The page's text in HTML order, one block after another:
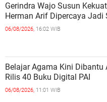
Gerindra Wajo Susun
Herman Arif Dipercaya Jadi
06/08/2026, 16:02 WIB
Belajar Agama Kini Dibantu
Rilis 40 Buku Digital PAI
06/08/2026, 11:01 WIB